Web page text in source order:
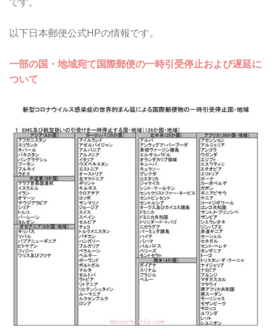
です。
以下日本郵便公式HPの情報です。
一部の国・地域宛て国際郵便の一時引受停止および遅延に
ついて